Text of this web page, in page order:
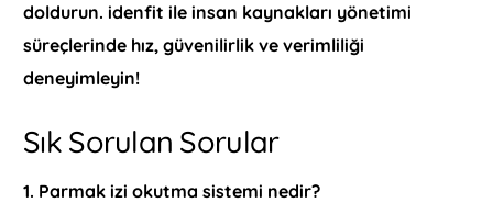
doldurun. idenfit ile insan kaynakları yönetimi
süreçlerinde hız, güvenilirlik ve verimliliği
deneyimleyin!
Sık Sorulan Sorular
1. Parmak izi okutma sistemi nedir?